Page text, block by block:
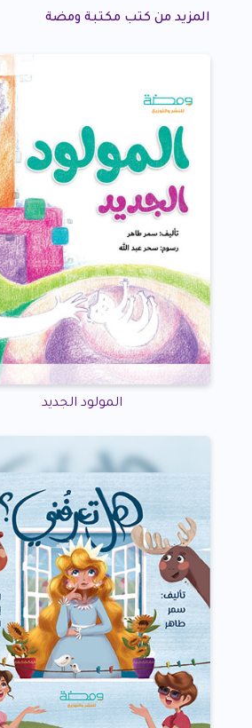
المزيد من كتب مكتبة ومضة
المولود الجديد